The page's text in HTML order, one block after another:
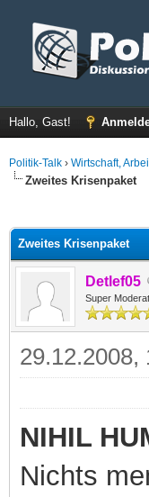
Hallo, Gast!
Politik-Talk › Wirtschaft,
Zweites Krisenpaket
Zweites Krisenpaket
Detlef05
Super
29.12.2008,
NIHIL
Nichts